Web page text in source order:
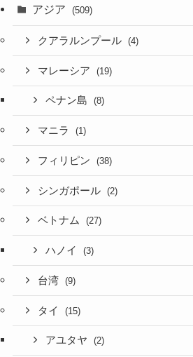
アジア (509)
クアラルンプール (4)
マレーシア (19)
ペナン島 (8)
マニラ (1)
フィリピン (38)
シンガポール (2)
ベトナム (27)
ハノイ (3)
台湾 (9)
タイ (15)
アユタヤ (2)